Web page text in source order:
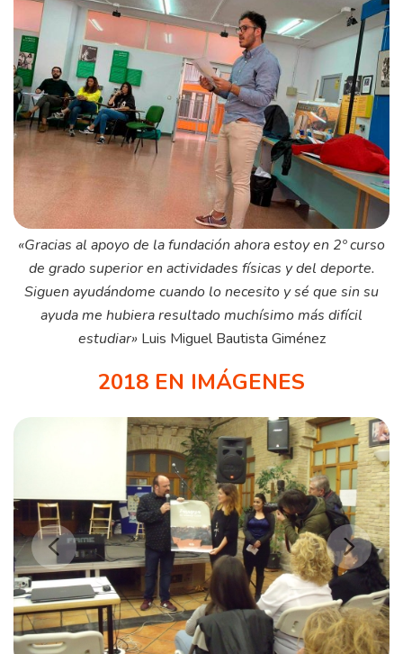
«Gracias al apoyo de la fundación ahora estoy en 2º curso
de grado superior en actividades físicas y del deporte.
Siguen ayudándome cuando lo necesito y sé que sin su
ayuda me hubiera resultado muchísimo más difícil
estudiar»Luis Miguel Bautista Giménez
2018 EN IMÁGENES